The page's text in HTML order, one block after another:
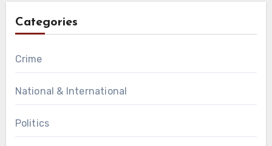
Categories
Crime
National & International
Politics